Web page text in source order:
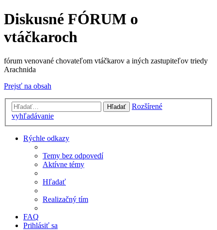
Diskusné FÓRUM o
vtáčkaroch
fórum venované chovateľom vtáčkarov a iných zastupiteľov triedy
Arachnida
Prejsť na obsah
Hľadať
Rozšírené
vyhľadávanie
Rýchle odkazy
Temy bez odpovedí
Aktívne témy
Hľadať
Realizačný tím
FAQ
Prihlásiť sa